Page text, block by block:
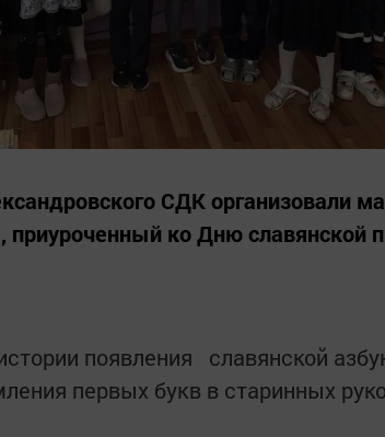
СДК организовали
приуроченный ко Дню славянской
появления славянской
первых букв в старинных